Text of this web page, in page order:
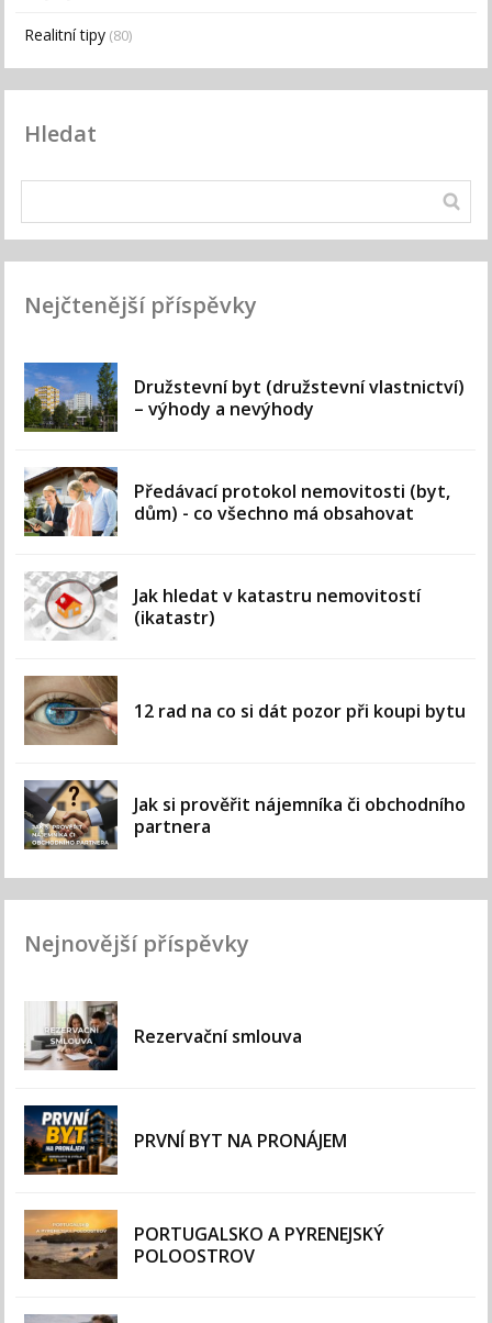
Realitní tipy (80)
Hledat
Nejčtenější příspěvky
Družstevní byt (družstevní vlastnictví)
– výhody a nevýhody
Předávací protokol nemovitosti (byt,
dům) - co všechno má obsahovat
Jak hledat v katastru nemovitostí
(ikatastr)
12 rad na co si dát pozor při koupi bytu
Jak si prověřit nájemníka či obchodního
partnera
Nejnovější příspěvky
Rezervační smlouva
PRVNÍ BYT NA PRONÁJEM
PORTUGALSKO A PYRENEJSKÝ
POLOOSTROV